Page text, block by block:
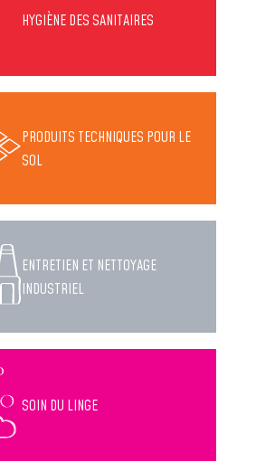
HYGIÈNE DES SANITAIRES
PRODUITS TECHNIQUES POUR LE
SOL
ENTRETIEN ET NETTOYAGE
INDUSTRIEL
SOIN DU LINGE